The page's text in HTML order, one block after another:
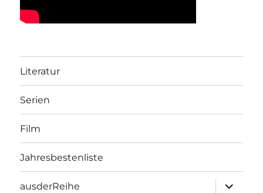
Literatur
Serien
Film
Jahresbestenliste
ausderReihe